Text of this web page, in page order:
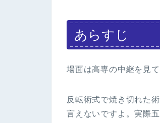
あらすじ
場面は高専の中継を見
反転術式で焼き切れた
言えないですよ。実際